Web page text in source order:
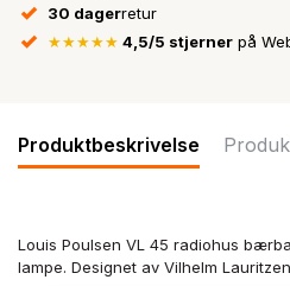
30 dagerretur
★★★★★ 4,5/5 stjerner på
Produktbeskrivelse
Louis Poulsen VL 45 radiohus
lampe. Designet av Vilhelm